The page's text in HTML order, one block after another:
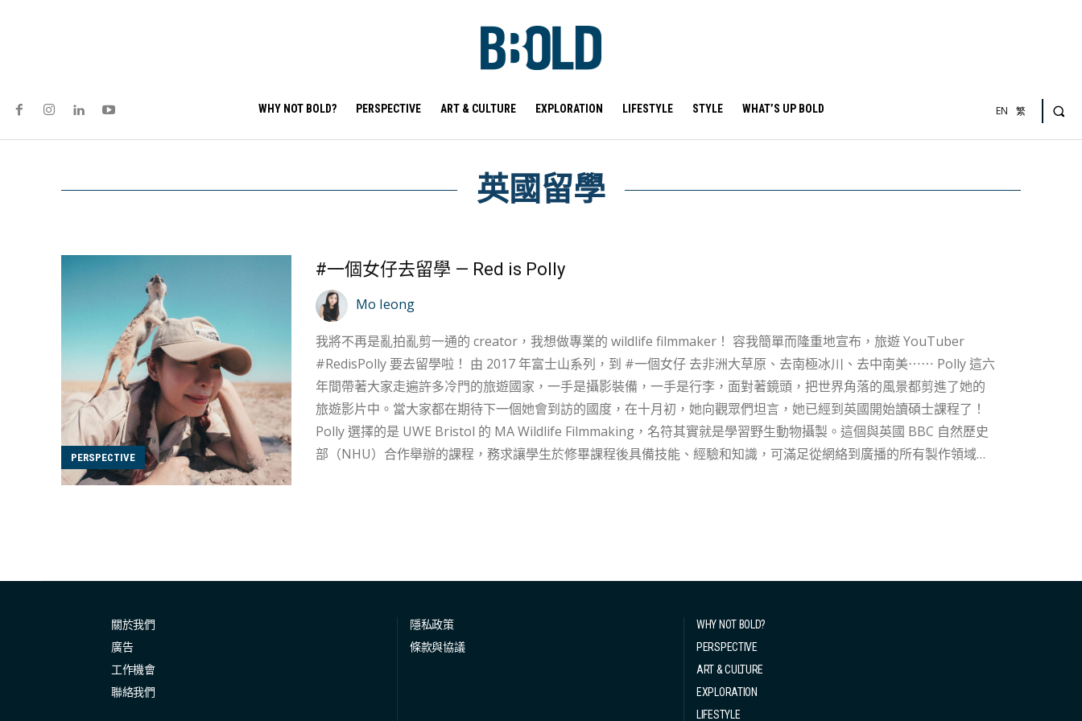
WHY NOT BOLD? PERSPECTIVE ART & CULTURE EXPLORATION LIFESTYLE STYLE WHAT’S UP BOLD EN 繁
英國留學
PERSPECTIVE
#一個女仔去留學 — Red is Polly
Mo Ieong
我將不再是亂拍亂剪一通的 creator，我想做專業的 wildlife filmmaker！ 容我簡單而隆重地宣布，旅遊 YouTuber
#RedisPolly 要去留學啦！ 由 2017 年富士山系列，到 #一個女仔 去非洲大草原、去南極冰川、去中南美⋯⋯ Polly 這六
年間帶著大家走遍許多冷門的旅遊國家，一手是攝影裝備，一手是行李，面對著鏡頭，把世界角落的風景都剪進了她的
旅遊影片中。當大家都在期待下一個她會到訪的國度，在十月初，她向觀眾們坦言，她已經到英國開始讀碩士課程了！
Polly 選擇的是 UWE Bristol 的 MA Wildlife Filmmaking，名符其實就是學習野生動物攝製。這個與英國 BBC 自然歷史
部（NHU）合作舉辦的課程，務求讓學生於修畢課程後具備技能、經驗和知識，可滿足從網絡到廣播的所有製作領域的
關於我們
廣告
工作機會
聯絡我們
隱私政策
條款與協議
WHY NOT BOLD?
PERSPECTIVE
ART & CULTURE
EXPLORATION
LIFESTYLE